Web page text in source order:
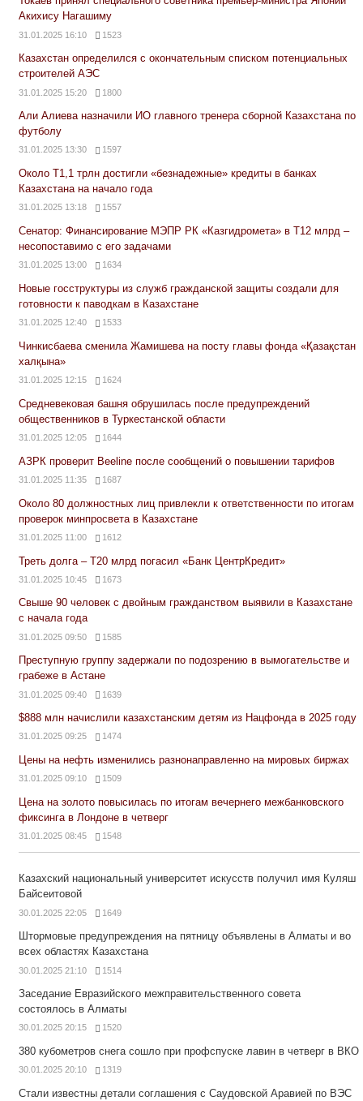
Акихису Нагашиму
31.01.2025 16:10 1523
Казахстан определился с окончательным списком потенциальных
строителей АЭС
31.01.2025 15:20 1800
Али Алиева назначили ИО главного тренера сборной Казахстана по
футболу
31.01.2025 13:30 1597
Около Т1,1 трлн достигли «безнадежные» кредиты в банках
Казахстана на начало года
31.01.2025 13:18 1557
Сенатор: Финансирование МЭПР РК «Казгидромета» в Т12 млрд –
несопоставимо с его задачами
31.01.2025 13:00 1634
Новые госструктуры из служб гражданской защиты создали для
готовности к паводкам в Казахстане
31.01.2025 12:40 1533
Чинкисбаева сменила Жамишева на посту главы фонда «Қазақстан
халқына»
31.01.2025 12:15 1624
Средневековая башня обрушилась после предупреждений
общественников в Туркестанской области
31.01.2025 12:05 1644
АЗРК проверит Beeline после сообщений о повышении тарифов
31.01.2025 11:35 1687
Около 80 должностных лиц привлекли к ответственности по итогам
проверок минпросвета в Казахстане
31.01.2025 11:00 1612
Треть долга – Т20 млрд погасил «Банк ЦентрКредит»
31.01.2025 10:45 1673
Свыше 90 человек с двойным гражданством выявили в Казахстане
с начала года
31.01.2025 09:50 1585
Преступную группу задержали по подозрению в вымогательстве и
грабеже в Астане
31.01.2025 09:40 1639
$888 млн начислили казахстанским детям из Нацфонда в 2025 году
31.01.2025 09:25 1474
Цены на нефть изменились разнонаправленно на мировых биржах
31.01.2025 09:10 1509
Цена на золото повысилась по итогам вечернего межбанковского
фиксинга в Лондоне в четверг
31.01.2025 08:45 1548
Казахский национальный университет искусств получил имя Куляш
Байсеитовой
30.01.2025 22:05 1649
Штормовые предупреждения на пятницу объявлены в Алматы и во
всех областях Казахстана
30.01.2025 21:10 1514
Заседание Евразийского межправительственного совета
состоялось в Алматы
30.01.2025 20:15 1520
380 кубометров снега сошло при профспуске лавин в четверг в ВКО
30.01.2025 20:10 1319
Стали известны детали соглашения с Саудовской Аравией по ВЭС